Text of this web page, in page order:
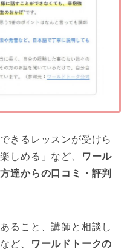
きるレッスンが受けら
しめる」など、
ワール
達からの口コミ・評判
ること、講師と相談し
ど、
ワールドトークの